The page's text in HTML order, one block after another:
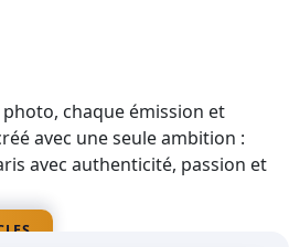
chaque émission et
avec une seule ambition :
avec authenticité, passion et